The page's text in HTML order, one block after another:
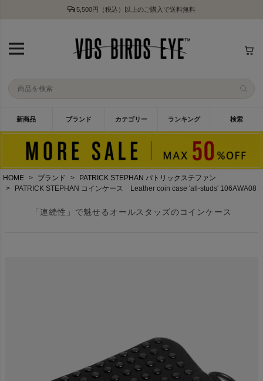
5,500円（税込）以上のご購入で送料無料
新商品 ブランド カテゴリー ランキング 検索
HOME ブランド
PATRICK STEPHAN パトリックステファン
PATRICK STEPHAN コインケース Leather coin case 'all-studs' 106AWA08
「連続性」で魅せるオールスタッズのコインケース